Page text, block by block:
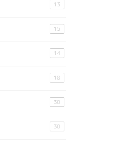
13
15
14
18
30
30